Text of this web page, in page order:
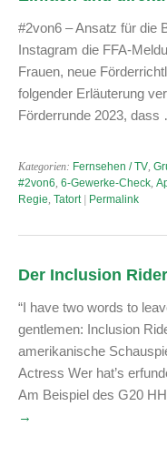
#2von6 – Ansatz für die
Instagram die FFA-
Frauen, neue
folgender Erläuterung
Förderrunde 2023, dass
Kategorien: Fernsehen / TV,
#2von6, 6-Gewerke-Check,
Regie, Tatort| Permalink
Der Inclusion
“I have two words to
gentlemen: Inclusion
amerikanische
Actress Wer hat’s
Am Beispiel des G20
→